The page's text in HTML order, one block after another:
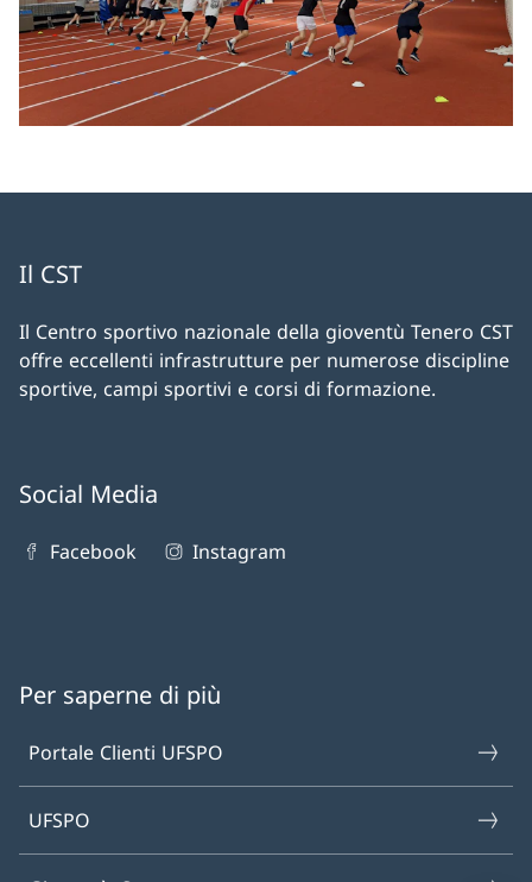
Il CST
Il Centro sportivo nazionale della gioventù Tenero CST
offre eccellenti infrastrutture per numerose discipline
sportive, campi sportivi e corsi di formazione.
Social Media
Facebook Instagram
Per saperne di più
Portale Clienti UFSPO
UFSPO